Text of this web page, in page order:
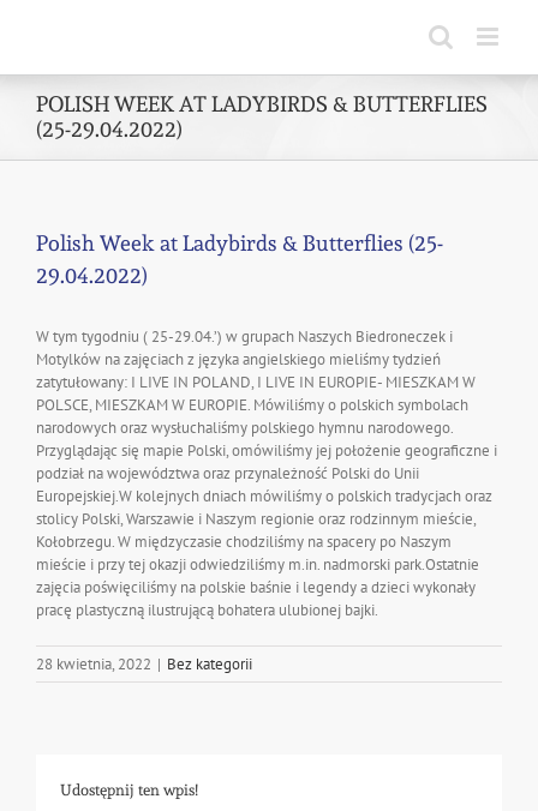
POLISH WEEK AT LADYBIRDS & BUTTERFLIES
(25-29.04.2022)
Polish Week at Ladybirds & Butterflies (25-
29.04.2022)
W tym tygodniu ( 25-29.04.’) w grupach Naszych Biedroneczek i
Motylków na zajęciach z języka angielskiego mieliśmy tydzień
zatytułowany: I LIVE IN POLAND, I LIVE IN EUROPIE- MIESZKAM W
POLSCE, MIESZKAM W EUROPIE. Mówiliśmy o polskich symbolach
narodowych oraz wysłuchaliśmy polskiego hymnu narodowego.
Przyglądając się mapie Polski, omówiliśmy jej położenie geograficzne i
podział na województwa oraz przynależność Polski do Unii
Europejskiej.W kolejnych dniach mówiliśmy o polskich tradycjach oraz
stolicy Polski, Warszawie i Naszym regionie oraz rodzinnym mieście,
Kołobrzegu. W międzyczasie chodziliśmy na spacery po Naszym
mieście i przy tej okazji odwiedziliśmy m.in. nadmorski park.Ostatnie
zajęcia poświęciliśmy na polskie baśnie i legendy a dzieci wykonały
pracę plastyczną ilustrującą bohatera ulubionej bajki.
28 kwietnia, 2022 | Bez kategorii
Udostępnij ten wpis!